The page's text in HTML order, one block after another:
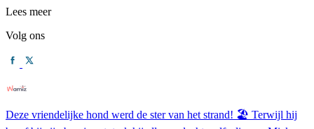
Lees meer
Volg ons
Deze vriendelijke hond werd de ster van het strand! 🏖️ Terwijl hij